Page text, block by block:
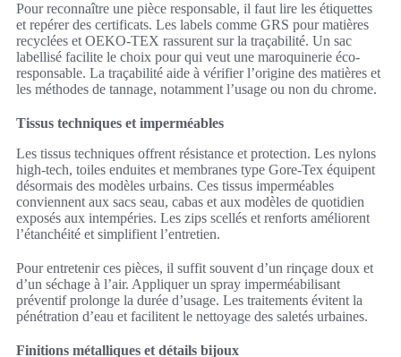
Pour reconnaître une pièce responsable, il faut lire les étiquettes
et repérer des certificats. Les labels comme GRS pour matières
recyclées et OEKO-TEX rassurent sur la traçabilité. Un sac
labellisé facilite le choix pour qui veut une maroquinerie éco-
responsable. La traçabilité aide à vérifier l’origine des matières et
les méthodes de tannage, notamment l’usage ou non du chrome.
Tissus techniques et imperméables
Les tissus techniques offrent résistance et protection. Les nylons
high-tech, toiles enduites et membranes type Gore-Tex équipent
désormais des modèles urbains. Ces tissus imperméables
conviennent aux sacs seau, cabas et aux modèles de quotidien
exposés aux intempéries. Les zips scellés et renforts améliorent
l’étanchéité et simplifient l’entretien.
Pour entretenir ces pièces, il suffit souvent d’un rinçage doux et
d’un séchage à l’air. Appliquer un spray imperméabilisant
préventif prolonge la durée d’usage. Les traitements évitent la
pénétration d’eau et facilitent le nettoyage des saletés urbaines.
Finitions métalliques et détails bijoux